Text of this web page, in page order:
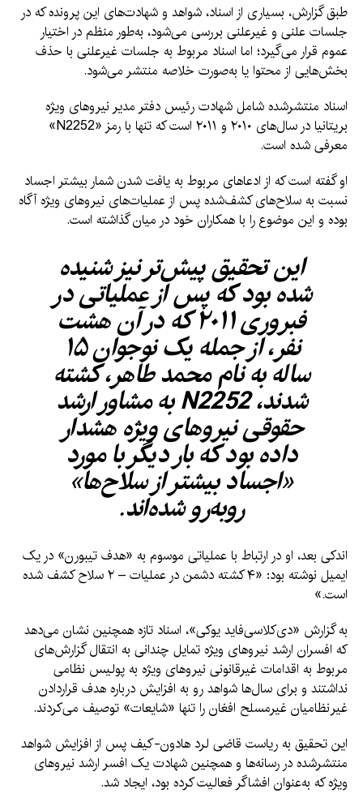
طبق گزارش، بسیاری از اسناد، شواهد و شهادت‌های این پرونده که در
جلسات علنی و غیرعلنی بررسی می‌شود، به‌طور منظم در اختیار
عموم قرار می‌گیرد؛ اما اسناد مربوط به جلسات غیرعلنی با حذف
بخش‌هایی از محتوا یا به‌صورت خلاصه منتشر می‌شود.
اسناد منتشرشده شامل شهادت رئیس دفتر مدیر نیروهای ویژه
بریتانیا در سال‌های ۲۰۱۰ و ۲۰۱۱ است که تنها با رمز «N2252»
معرفی شده است.
او گفته است که از ادعاهای مربوط به یافت شدن شمار بیشتر اجساد
نسبت به سلاح‌های کشف‌شده پس از عملیات‌های نیروهای ویژه آگاه
بوده و این موضوع را با همکاران خود در میان گذاشته است.
این تحقیق پیش‌تر نیز شنیده
شده بود که پس از عملیاتی در
فبروری ۲۰۱۱ که در آن هشت
نفر، از جمله یک نوجوان ۱۵
ساله به نام محمد طاهر، کشته
شدند، N2252 به مشاور ارشد
حقوقی نیروهای ویژه هشدار
داده بود که بار دیگر با مورد
«اجساد بیشتر از سلاح‌ها»
روبه‌رو شده‌اند.
اندکی بعد، او در ارتباط با عملیاتی موسوم به «هدف تیبورن» در یک
ایمیل نوشته بود: «۴ کشته دشمن در عملیات – ۲ سلاح کشف شده
است.»
به گزارش «دی‌کلاسی‌فاید یو‌کی»، اسناد تازه همچنین نشان می‌دهد
که افسران ارشد نیروهای ویژه تمایل چندانی به انتقال گزارش‌های
مربوط به اقدامات غیرقانونی نیروهای ویژه به پولیس نظامی
نداشتند و برای سال‌ها شواهد رو به افزایش درباره هدف قراردادن
غیرنظامیان غیرمسلح افغان را تنها «شایعات» توصیف می‌کردند.
این تحقیق به ریاست قاضی لرد هادون-کیف پس از افزایش شواهد
منتشرشده در رسانه‌ها و همچنین شهادت یک افسر ارشد نیروهای
ویژه که به‌عنوان افشاگر فعالیت کرده بود، ایجاد شد.